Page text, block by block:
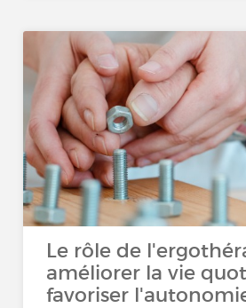
Le rôle de
améliorer la vie
favoriser